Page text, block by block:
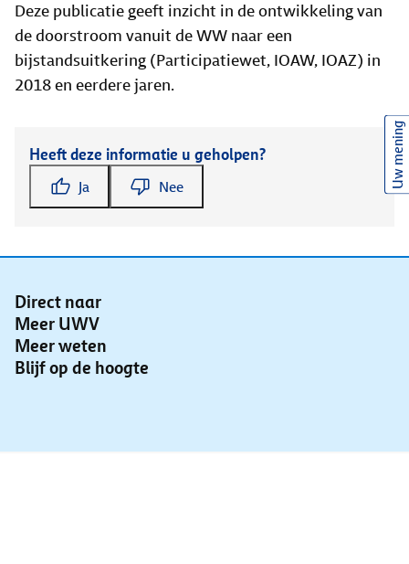
Deze publicatie geeft inzicht in de ontwikkeling van
de doorstroom vanuit de WW naar een
bijstandsuitkering (Participatiewet, IOAW, IOAZ) in
2018 en eerdere jaren.
Heeft deze informatie u geholpen?
Ja Nee
Direct naar
Meer UWV
Meer weten
Blijf op de hoogte
Uw mening